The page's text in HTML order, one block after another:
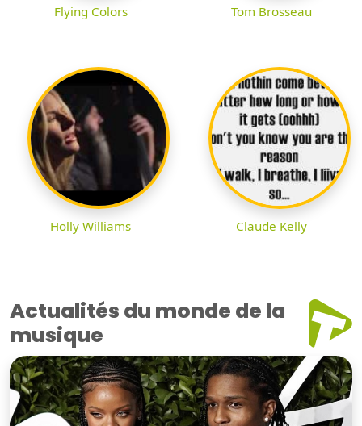
Flying Colors Tom Brosseau
Holly Williams Claude Kelly
Actualités du monde de la
musique